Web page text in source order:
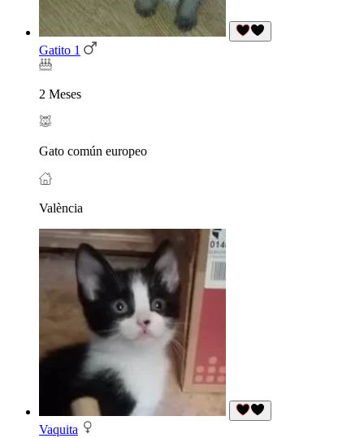
Gatito 1
2 Meses
Gato común europeo
València
Vaquita